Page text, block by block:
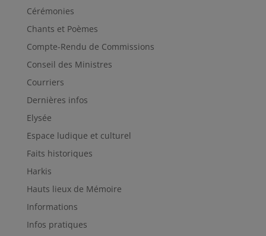
Cérémonies
Chants et Poèmes
Compte-Rendu de Commissions
Conseil des Ministres
Courriers
Dernières infos
Elysée
Espace ludique et culturel
Faits historiques
Harkis
Hauts lieux de Mémoire
Informations
Infos pratiques